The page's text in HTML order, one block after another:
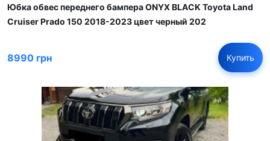
Юбка обвес переднего бампера ONYX BLACK Toyota Land
Cruiser Prado 150 2018-2023 цвет черный 202
8990 грн Купить